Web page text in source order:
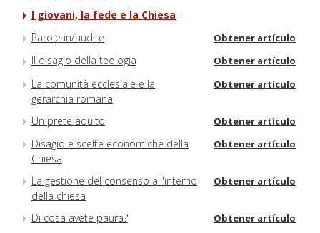
I giovani, la fede e la Chiesa
Parole in/audite
Obtener artículo
Il disagio della teologia Obtener artículo
La comunità ecclesiale e la
gerarchia romana
Obtener artículo
Un prete adulto Obtener artículo
Disagio e scelte economiche della
Chiesa
Obtener artículo
La gestione del consenso all'interno
della chiesa
Obtener artículo
Di cosa avete paura? Obtener artículo